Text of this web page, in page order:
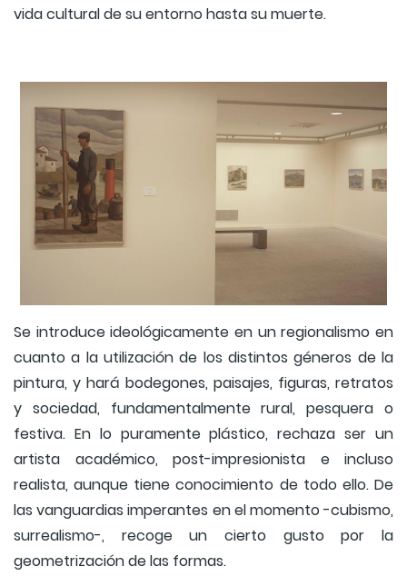
vida cultural de su entorno hasta su muerte.
Se introduce ideológicamente en un regionalismo en
cuanto a la utilización de los distintos géneros de la
pintura, y hará bodegones, paisajes, figuras, retratos
y sociedad, fundamentalmente rural, pesquera o
festiva. En lo puramente plástico, rechaza ser un
artista académico, post-impresionista e incluso
realista, aunque tiene conocimiento de todo ello. De
las vanguardias imperantes en el momento -cubismo,
surrealismo-, recoge un cierto gusto por la
geometrización de las formas.